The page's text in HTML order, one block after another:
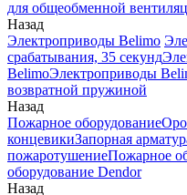
для общеобменной
Назад
Электроприводы Belimo
срабатывания, 35 секунд
BelimoЭлектроприводы
возвратной пружиной
Назад
Пожарное оборудование
концевикиЗапорная
пожаротушениеПожарное
оборудование Dendor
Назад